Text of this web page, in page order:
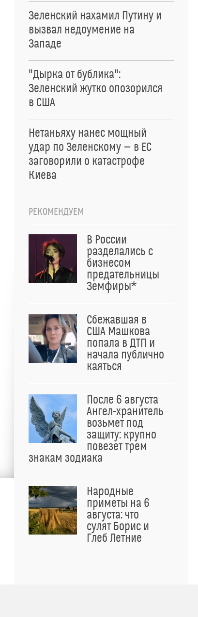
Зеленский нахамил Путину и
вызвал недоумение на
Западе
"Дырка от бублика":
Зеленский жутко опозорился
в США
Нетаньяху нанес мощный
удар по Зеленскому — в ЕС
заговорили о катастрофе
Киева
РЕКОМЕНДУЕМ
В России
разделались с
бизнесом
предательницы
Земфиры*
Сбежавшая в
США Машкова
попала в ДТП и
начала публично
каяться
После 6 августа
Ангел-хранитель
возьмет под
защиту: крупно
повезет трем
знакам зодиака
Народные
приметы на 6
августа: что
сулят Борис и
Глеб Летние